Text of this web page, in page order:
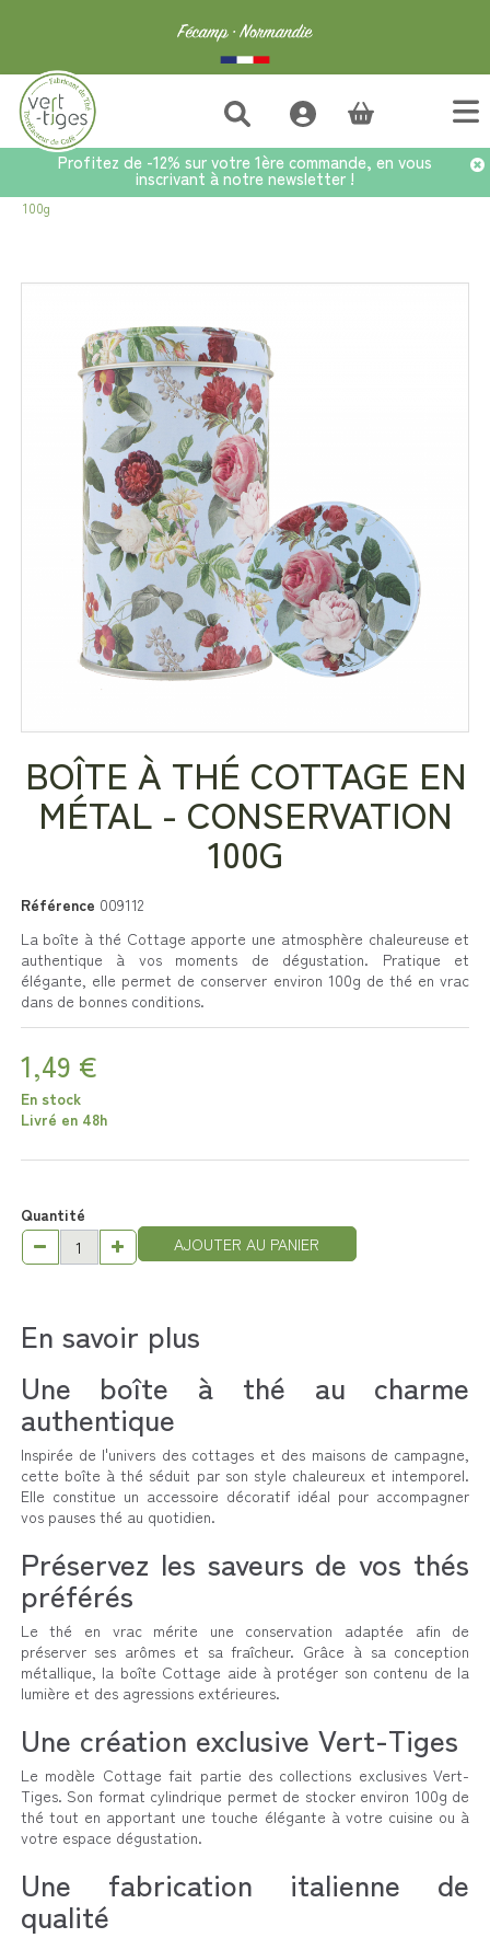
Profitez de -12% sur votre 1ère commande, en vous
inscrivant à notre newsletter !
Bonnes affaires > Boîte à Thé Cottage en Métal - Conservation
100g
BOÎTE À THÉ COTTAGE EN
MÉTAL - CONSERVATION
100G
Référence 009112
La boîte à thé Cottage apporte une atmosphère chaleureuse et
authentique à vos moments de dégustation. Pratique et
élégante, elle permet de conserver environ 100g de thé en vrac
dans de bonnes conditions.
1,49 €
En stock
Livré en 48h
Quantité
AJOUTER AU PANIER
En savoir plus
Une boîte à thé au charme
authentique
Inspirée de l'univers des cottages et des maisons de campagne,
cette boîte à thé séduit par son style chaleureux et intemporel.
Elle constitue un accessoire décoratif idéal pour accompagner
vos pauses thé au quotidien.
Préservez les saveurs de vos thés
préférés
Le thé en vrac mérite une conservation adaptée afin de
préserver ses arômes et sa fraîcheur. Grâce à sa conception
métallique, la boîte Cottage aide à protéger son contenu de la
lumière et des agressions extérieures.
Une création exclusive Vert-Tiges
Le modèle Cottage fait partie des collections exclusives Vert-
Tiges. Son format cylindrique permet de stocker environ 100g de
thé tout en apportant une touche élégante à votre cuisine ou à
votre espace dégustation.
Une fabrication italienne de
qualité